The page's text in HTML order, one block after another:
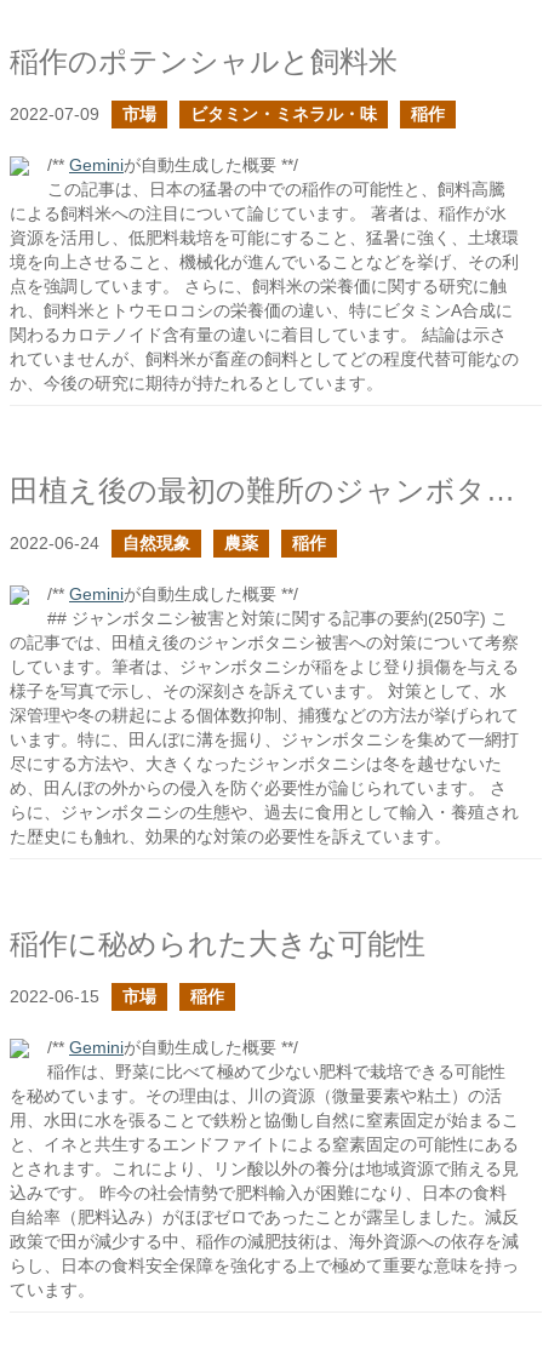
稲作のポテンシャルと飼料米
2022-07-09 市場 ビタミン・ミネラル・味 稲作
/** Geminiが自動生成した概要 **/
この記事は、日本の猛暑の中での稲作の可能性と、飼料高騰
による飼料米への注目について論じています。 著者は、稲作が水
資源を活用し、低肥料栽培を可能にすること、猛暑に強く、土壌環
境を向上させること、機械化が進んでいることなどを挙げ、その利
点を強調しています。 さらに、飼料米の栄養価に関する研究に触
れ、飼料米とトウモロコシの栄養価の違い、特にビタミンA合成に
関わるカロテノイド含有量の違いに着目しています。 結論は示さ
れていませんが、飼料米が畜産の飼料としてどの程度代替可能なの
か、今後の研究に期待が持たれるとしています。
田植え後の最初の難所のジャンボタニシをどうにかできないものか
2022-06-24 自然現象 農薬 稲作
/** Geminiが自動生成した概要 **/
## ジャンボタニシ被害と対策に関する記事の要約(250字) こ
の記事では、田植え後のジャンボタニシ被害への対策について考察
しています。筆者は、ジャンボタニシが稲をよじ登り損傷を与える
様子を写真で示し、その深刻さを訴えています。 対策として、水
深管理や冬の耕起による個体数抑制、捕獲などの方法が挙げられて
います。特に、田んぼに溝を掘り、ジャンボタニシを集めて一網打
尽にする方法や、大きくなったジャンボタニシは冬を越せないた
め、田んぼの外からの侵入を防ぐ必要性が論じられています。 さ
らに、ジャンボタニシの生態や、過去に食用として輸入・養殖され
た歴史にも触れ、効果的な対策の必要性を訴えています。
稲作に秘められた大きな可能性
2022-06-15 市場 稲作
/** Geminiが自動生成した概要 **/
稲作は、野菜に比べて極めて少ない肥料で栽培できる可能性
を秘めています。その理由は、川の資源（微量要素や粘土）の活
用、水田に水を張ることで鉄粉と協働し自然に窒素固定が始まるこ
と、イネと共生するエンドファイトによる窒素固定の可能性にある
とされます。これにより、リン酸以外の養分は地域資源で賄える見
込みです。 昨今の社会情勢で肥料輸入が困難になり、日本の食料
自給率（肥料込み）がほぼゼロであったことが露呈しました。減反
政策で田が減少する中、稲作の減肥技術は、海外資源への依存を減
らし、日本の食料安全保障を強化する上で極めて重要な意味を持っ
ています。